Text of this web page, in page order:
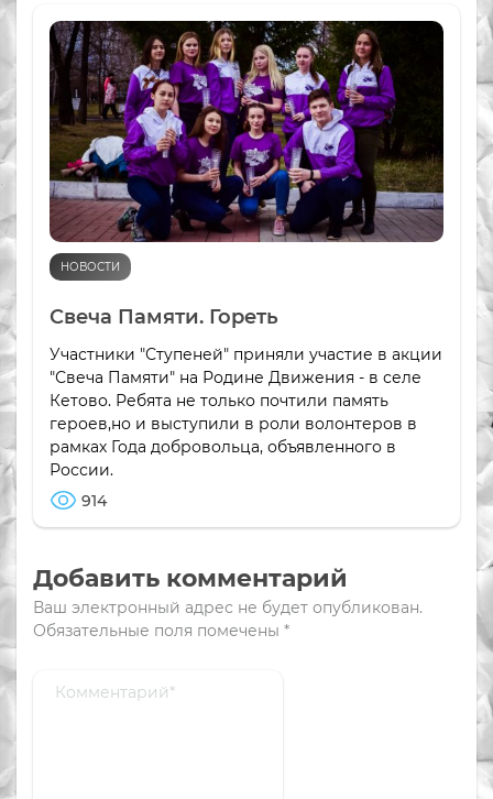
НОВОСТИ
Свеча Памяти. Гореть
Участники "Ступеней" приняли участие в акции
"Свеча Памяти" на Родине Движения - в селе
Кетово. Ребята не только почтили память
героев,но и выступили в роли волонтеров в
рамках Года добровольца, объявленного в
России.
914
Добавить комментарий
Ваш электронный адрес не будет опубликован.
Обязательные поля помечены *